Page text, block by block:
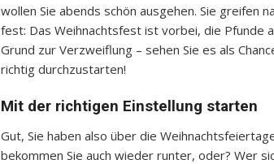
wollen Sie abends schön ausgehen. Sie greifen
fest: Das Weihnachtsfest ist vorbei, die Pfunde
Grund zur Verzweiflung – sehen Sie es als
richtig durchzustarten!
Mit der richtigen Einstellung starten
Gut, Sie haben also über die
bekommen Sie auch wieder runter, oder? Wer